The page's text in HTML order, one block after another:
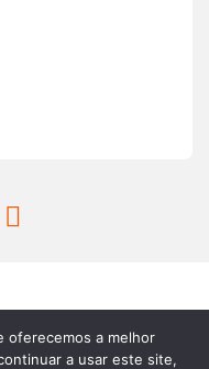
em
oferecemos a melhor
a usar este site,